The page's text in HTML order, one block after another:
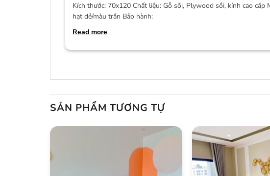
Kích thước: 70x120 Chất liệu: Gỗ sồi, Plywood sồi, kính cao cấp
hạt dẻ/màu trần Bảo hành:
Read more
SẢN PHẨM TƯƠNG TỰ